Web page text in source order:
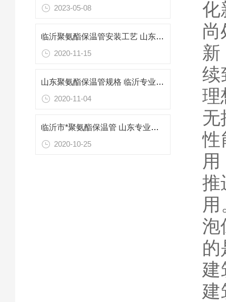
2023-05-08
临沂聚氨酯保温管安装工艺 山东保温管生产厂家
2020-11-15
山东聚氨酯保温管规格 临沂专业防腐保温材料
2020-11-04
临沂市*聚氨酯保温管 山东专业防腐保温材料
2020-10-25
化
尚
新
续
理
无
性
推
泡
的
建
建